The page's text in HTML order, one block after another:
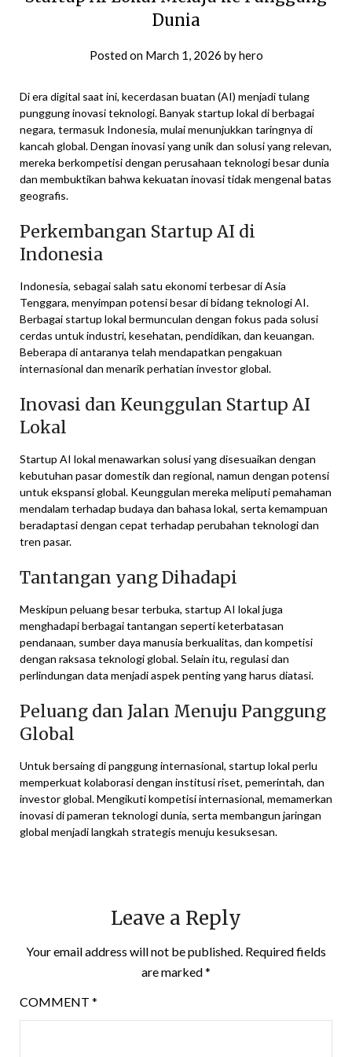
Dunia
Posted on March 1, 2026 byhero
Di era digital saat ini, kecerdasan buatan (AI) menjadi tulang
punggung inovasi teknologi. Banyak startup lokal di berbagai
negara, termasuk Indonesia, mulai menunjukkan taringnya di
kancah global. Dengan inovasi yang unik dan solusi yang relevan,
mereka berkompetisi dengan perusahaan teknologi besar dunia
dan membuktikan bahwa kekuatan inovasi tidak mengenal batas
geografis.
Perkembangan Startup AI di
Indonesia
Indonesia, sebagai salah satu ekonomi terbesar di Asia
Tenggara, menyimpan potensi besar di bidang teknologi AI.
Berbagai startup lokal bermunculan dengan fokus pada solusi
cerdas untuk industri, kesehatan, pendidikan, dan keuangan.
Beberapa di antaranya telah mendapatkan pengakuan
internasional dan menarik perhatian investor global.
Inovasi dan Keunggulan Startup AI
Lokal
Startup AI lokal menawarkan solusi yang disesuaikan dengan
kebutuhan pasar domestik dan regional, namun dengan potensi
untuk ekspansi global. Keunggulan mereka meliputi pemahaman
mendalam terhadap budaya dan bahasa lokal, serta kemampuan
beradaptasi dengan cepat terhadap perubahan teknologi dan
tren pasar.
Tantangan yang Dihadapi
Meskipun peluang besar terbuka, startup AI lokal juga
menghadapi berbagai tantangan seperti keterbatasan
pendanaan, sumber daya manusia berkualitas, dan kompetisi
dengan raksasa teknologi global. Selain itu, regulasi dan
perlindungan data menjadi aspek penting yang harus diatasi.
Peluang dan Jalan Menuju Panggung
Global
Untuk bersaing di panggung internasional, startup lokal perlu
memperkuat kolaborasi dengan institusi riset, pemerintah, dan
investor global. Mengikuti kompetisi internasional, memamerkan
inovasi di pameran teknologi dunia, serta membangun jaringan
global menjadi langkah strategis menuju kesuksesan.
Leave a Reply
Your email address will not be published. Required fields
are marked*
COMMENT *